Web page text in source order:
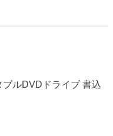
ルDVDドライブ 書込